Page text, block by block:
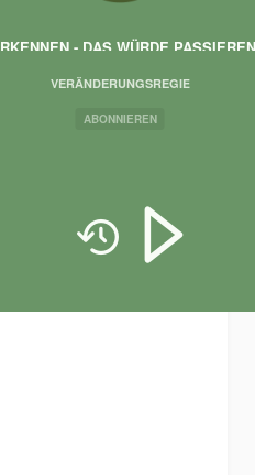
VERÄNDERUNGSREGIE
ABONNIEREN
- DAS WÜRDE